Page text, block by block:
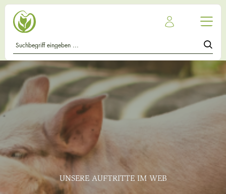
UNSERE AUFTRITTE IM WEB